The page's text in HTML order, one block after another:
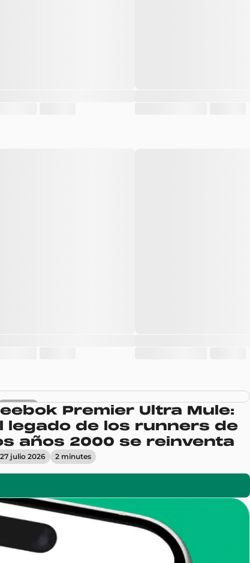
Sneakers
Premier Ultra Mule:
legado de los runners de
años 2000 se reinventa
27 julio 2026 2minutes